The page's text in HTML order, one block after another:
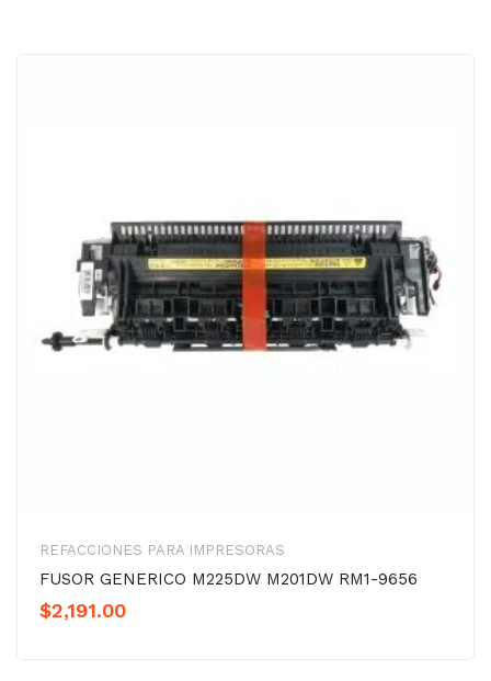
REFACCIONES PARA IMPRESORAS
FUSOR GENERICO M225DW M201DW RM1-9656
$2,191.00